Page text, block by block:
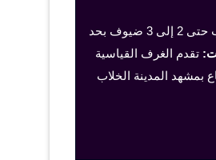
تناسب هذه الغرف الفرد أو الزوجين، مع إمكانية استيعاب حتى 2 إلى 3 ضيوف بحد
تقدم الغرف القياسية
بمشهد المدينة الخلاب